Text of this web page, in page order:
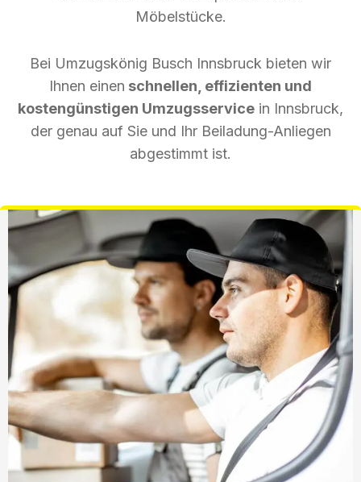
Möbelstücke.
Bei Umzugskönig Busch Innsbruck bieten wir
Ihnen einen schnellen, effizienten und
kostengünstigen Umzugsservice in Innsbruck,
der genau auf Sie und Ihr Beiladung-Anliegen
abgestimmt ist.